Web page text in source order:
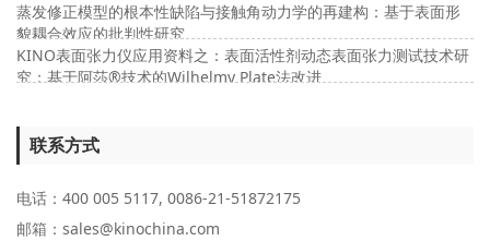
蒸发修正模型的根本性缺陷与接触角动力学的再建构：基于表面形
貌耦合效应的批判性研究
KINO表面张力仪应用资料之：表面活性剂动态表面张力测试技术研
究：基于阿莎®技术的Wilhelmy Plate法改进
联系方式
电话：400 005 5117, 0086-21-51872175
邮箱：sales@kinochina.com